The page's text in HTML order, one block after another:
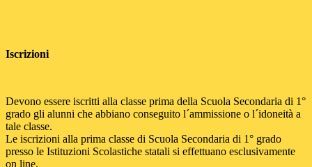
Iscrizioni
Devono essere iscritti alla classe prima della Scuola Secondaria di 1°
grado gli alunni che abbiano conseguito l´ammissione o l´idoneità a
tale classe.
Le iscrizioni alla prima classe di Scuola Secondaria di 1° grado
presso le Istituzioni Scolastiche statali si effettuano esclusivamente
on line.